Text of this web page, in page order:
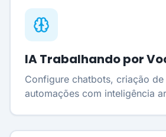
IA Trabalhando por
Configure chatbots, criação
automações com inteligência